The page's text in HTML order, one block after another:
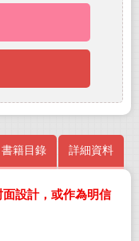
書籍目錄 詳細資料
設計，或作為明信